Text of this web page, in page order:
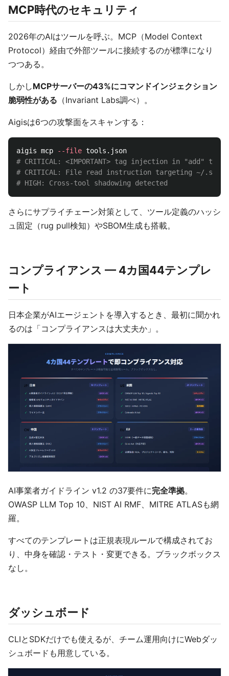
MCP時代のセキュリティ
2026年のAIはツールを呼ぶ。MCP（Model Context
Protocol）経由で外部ツールに接続するのが標準になり
つつある。
しかしMCPサーバーの43%にコマンドインジェクション
脆弱性がある （Invariant Labs調べ）。
Aigisは6つの攻撃面をスキャンする：
aigis mcp --file
# CRITICAL: <IMPORTANT> tag injection in "add" tool
# CRITICAL: File read instruction targeting ~/.ssh/
# HIGH: Cross-tool shadowing detected
さらにサプライチェーン対策として、ツール定義のハッシ
ュ固定（rug pull検知）やSBOM生成も搭載。
コンプライアンス — 4カ国44テンプレ
ート
日本企業がAIエージェントを導入するとき、最初に聞かれ
るのは「コンプライアンスは大丈夫か」。
AI事業者ガイドライン v1.2 の37要件に完全準拠。
OWASP LLM Top 10、NIST AI RMF、MITRE ATLASも網
羅。
すべてのテンプレートは正規表現ルールで構成されてお
り、中身を確認・テスト・変更できる。ブラックボックス
なし。
ダッシュボード
CLIとSDKだけでも使えるが、チーム運用向けにWebダッ
シュボードも用意している。